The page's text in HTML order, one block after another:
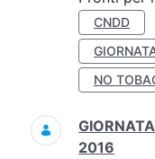
CNDD
NO
2016